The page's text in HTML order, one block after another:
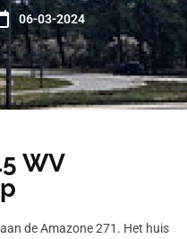
06-03-2024
WV
de Amazone 271. Het huis